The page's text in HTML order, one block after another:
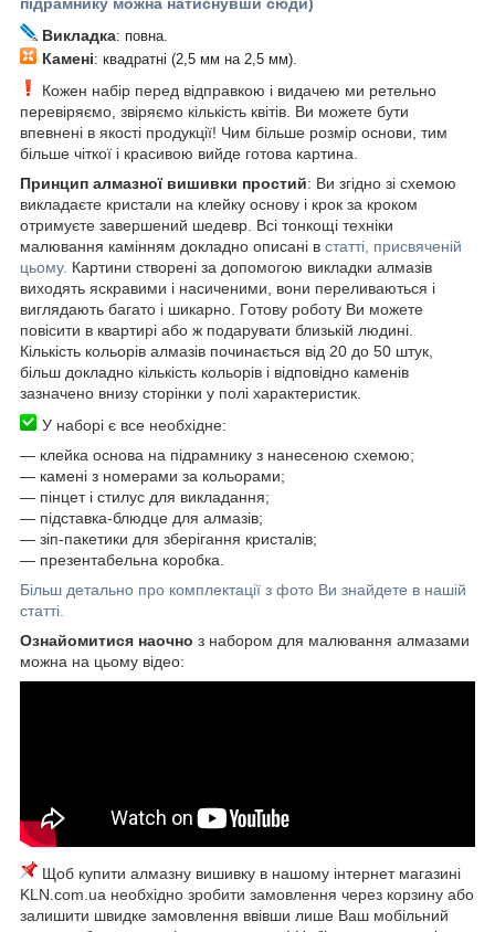
Викладка: повна.
Камені: квадратні (2,5 мм на 2,5 мм).
Кожен набір перед відправкою і видачею ми ретельно
перевіряємо, звіряємо кількість квітів. Ви можете бути
впевнені в якості продукції! Чим більше розмір основи, тим
більше чіткої і красивою вийде готова картина.
Принцип алмазної вишивки простий: Ви згідно зі схемою
викладаєте кристали на клейку основу і крок за кроком
отримуєте завершений шедевр. Всі тонкощі техніки
малювання камінням докладно описані в статті, присвяченій
цьому. Картини створені за допомогою викладки алмазів
виходять яскравими і насиченими, вони переливаються і
виглядають багато і шикарно. Готову роботу Ви можете
повісити в квартирі або ж подарувати близькій людині.
Кількість кольорів алмазів починається від 20 до 50 штук,
більш докладно кількість кольорів і відповідно каменів
зазначено внизу сторінки у полі характеристик.
У наборі є все необхідне:
― клейка основа на підрамнику з нанесеною схемою;
― камені з номерами за кольорами;
― пінцет і стилус для викладання;
― підставка-блюдце для алмазів;
― зіп-пакетики для зберігання кристалів;
― презентабельна коробка.
Більш детально про комплектації з фото Ви знайдете в нашій
статті.
Ознайомитися наочно з набором для малювання алмазами
можна на цьому відео:
Щоб купити алмазну вишивку в нашому інтернет магазині
KLN.com.ua необхідно зробити замовлення через корзину або
залишити швидке замовлення ввівши лише Ваш мобільний